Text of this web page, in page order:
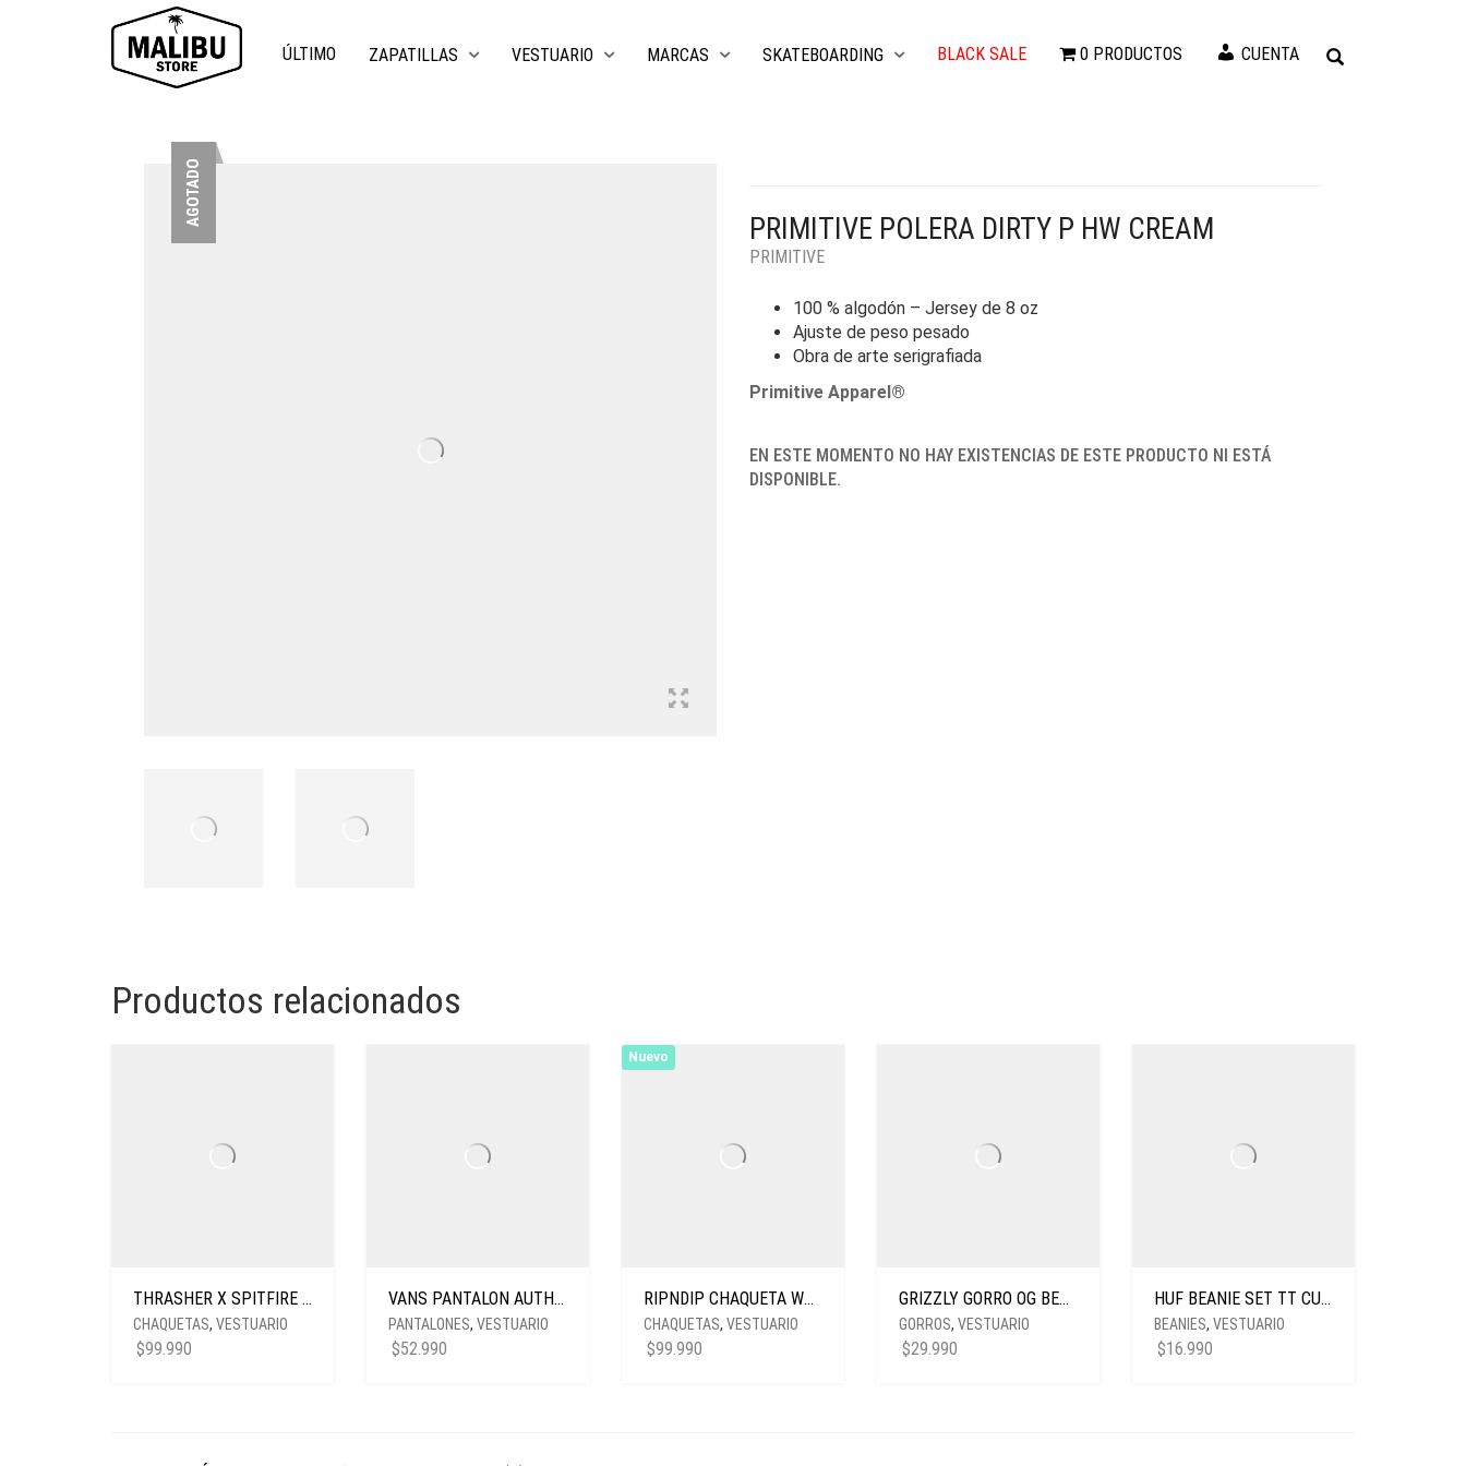
ÚLTIMO ZAPATILLAS VESTUARIO MARCAS SKATEBOARDING BLACK SALE 0 PRODUCTOS CUENTA
AGOTADO
PRIMITIVE POLERA DIRTY P HW CREAM
PRIMITIVE
100 % algodón – Jersey de 8 oz
Ajuste de peso pesado
Obra de arte serigrafiada
Primitive Apparel®
EN ESTE MOMENTO NO HAY EXISTENCIAS DE ESTE PRODUCTO NI ESTÁ
DISPONIBLE.
Productos relacionados
THRASHER X SPITFIRE CHAQUETA THRASH & BURN COACH BLACK
CHAQUETAS, VESTUARIO
$99.990
VANS PANTALON AUTHENTIC CHINO LOOSE BLACK
PANTALONES, VESTUARIO
$52.990
Nuevo
RIPNDIP CHAQUETA WHERE THE FLOWERS BLOOM FLANNEL OLIVE
CHAQUETAS, VESTUARIO
$99.990
GRIZZLY GORRO OG BEAR SNAPBACK NAVY
GORROS, VESTUARIO
$29.990
HUF BEANIE SET TT CUFF GREY
BEANIES, VESTUARIO
$16.990